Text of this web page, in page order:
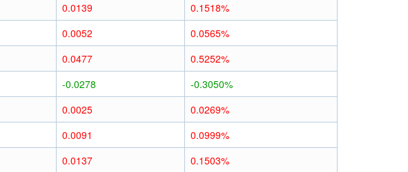
0.0139
0.1518%
0.0052
0.0565%
0.0477
0.5252%
-0.0278
-0.3050%
0.0025
0.0269%
0.0091
0.0999%
0.0137
0.1503%